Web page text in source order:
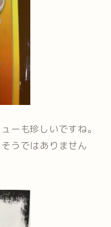
ーも珍しいですね。
うではありません